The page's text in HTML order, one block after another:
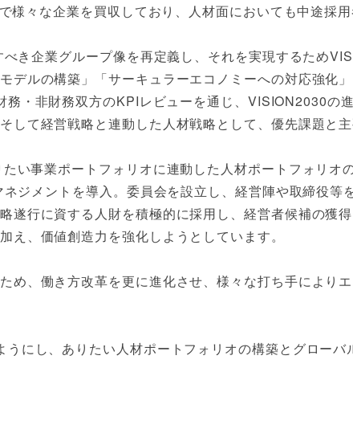
々な企業を買収しており、人材面においても中途採
き企業グループ像を再定義し、それを実現するため
ルの構築」「サーキュラーエコノミーへの対応強化
・非財務双方のKPIレビューを通じ、VISION2030の
て経営戦略と連動した人材戦略として、優先課題と
い事業ポートフォリオに連動した人材ポートフォリオ
ジメントを導入。委員会を設立し、経営陣や取締役等
行に資する人財を積極的に採用し、経営者候補の獲
、価値創造力を強化しようとしています。
め、働き方改革を更に進化させ、様々な打ち手により
にし、ありたい人材ポートフォリオの構築とグローバ